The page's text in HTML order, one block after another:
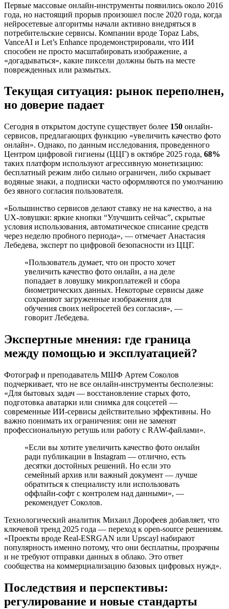
Первые массовые онлайн-инструменты появились около 2016
года, но настоящий прорыв произошел после 2020 года, когда
нейросетевые алгоритмы начали активно внедряться в
потребительские сервисы. Компании вроде Topaz Labs,
VanceAI и Let’s Enhance продемонстрировали, что ИИ
способен не просто масштабировать изображение, а
«догадываться», какие пиксели должны быть на месте
поврежденных или размытых.
Текущая ситуация: рынок переполнен,
но доверие падает
Сегодня в открытом доступе существует более 150 онлайн-
сервисов, предлагающих функцию «увеличить качество фото
онлайн». Однако, по данным исследования, проведенного
Центром цифровой гигиены (ЦЦГ) в октябре 2025 года, 68%
таких платформ используют агрессивную монетизацию:
бесплатный режим либо сильно ограничен, либо скрывает
водяные знаки, а подписки часто оформляются по умолчанию
без явного согласия пользователя.
«Большинство сервисов делают ставку не на качество, а на
UX-ловушки: яркие кнопки “Улучшить сейчас”, скрытые
условия использования, автоматическое списание средств
через неделю пробного периода», — отмечает Анастасия
Лебедева, эксперт по цифровой безопасности из ЦЦГ.
«Пользователь думает, что он просто хочет
увеличить качество фото онлайн, а на деле
попадает в ловушку микроплатежей и сбора
биометрических данных. Некоторые сервисы даже
сохраняют загруженные изображения для
обучения своих нейросетей без согласия», —
говорит Лебедева.
Экспертные мнения: где граница
между помощью и эксплуатацией?
Фотограф и преподаватель МШФ Артем Соколов
подчеркивает, что не все онлайн-инструменты бесполезны:
«Для бытовых задач — восстановление старых фото,
подготовка аватарки или снимка для соцсетей —
современные ИИ-сервисы действительно эффективны. Но
важно понимать их ограничения: они не заменят
профессиональную ретушь или работу с RAW-файлами».
«Если вы хотите увеличить качество фото онлайн
ради публикации в Instagram — отлично, есть
десятки достойных решений. Но если это
семейный архив или важный документ — лучше
обратиться к специалисту или использовать
оффлайн-софт с контролем над данными», —
рекомендует Соколов.
Технологический аналитик Михаил Дорофеев добавляет, что
ключевой тренд 2025 года — переход к open-source решениям.
«Проекты вроде Real-ESRGAN или Upscayl набирают
популярность именно потому, что они бесплатны, прозрачны
и не требуют отправки данных в облако. Это ответ
сообщества на коммерциализацию базовых цифровых нужд».
Последствия и перспективы:
регулирование и новые стандарты